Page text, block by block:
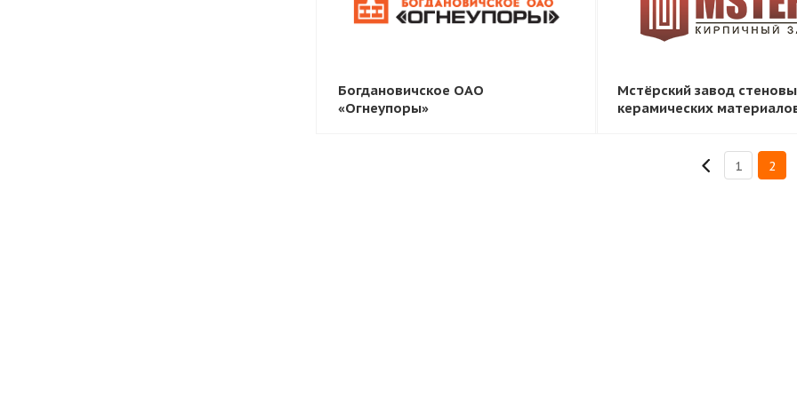
Богдановичское ОАО
«Огнеупоры»
Мстёрский завод
керамических
1 2